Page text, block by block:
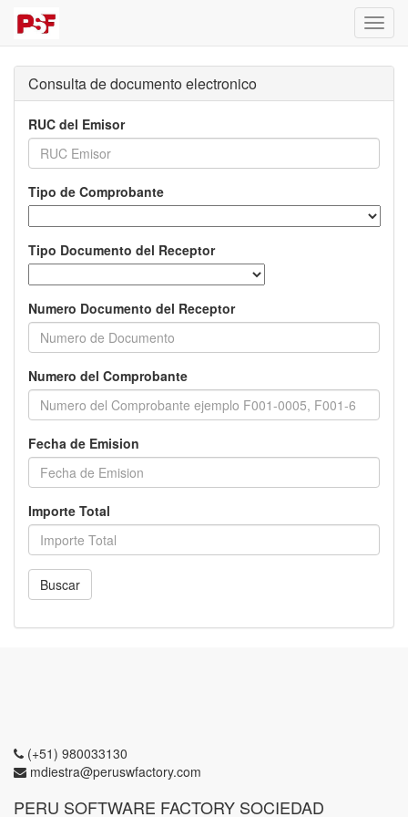
Consulta de documento electronico
RUC del Emisor
Tipo de Comprobante
Tipo Documento del Receptor
Numero Documento del Receptor
Numero del Comprobante
Fecha de Emision
Importe Total
Buscar
(+51) 980033130
mdiestra@peruswfactory.com
PERU SOFTWARE FACTORY SOCIEDAD